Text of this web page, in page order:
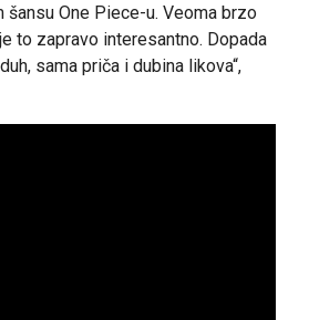
šansu One Piece-u. Veoma brzo
to zapravo interesantno. Dopada
sama priča i dubina likova“,